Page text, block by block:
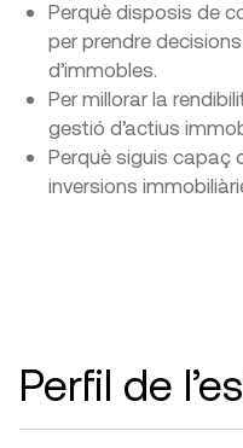
Perquè disposis de
per prendre
d’immobles.
Per millorar la
gestió d’actius
Perquè siguis capaç
inversions
Perfil de